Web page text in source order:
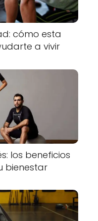
cómo esta
a vivir
los beneficios
bienestar